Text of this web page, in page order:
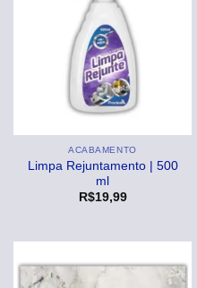
ACABAMENTO
Limpa Rejuntamento | 500
ml
R$19,99